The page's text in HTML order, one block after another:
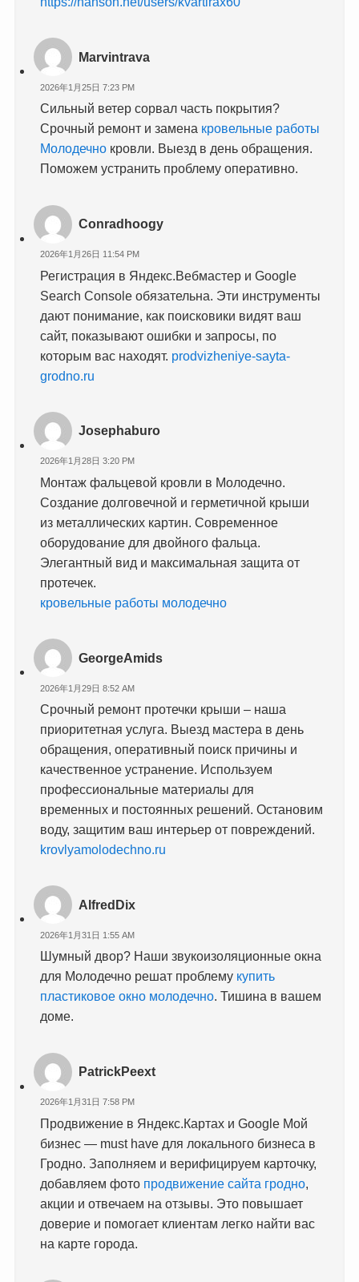
Marvintrava
2026年1月25日 7:23 PM
Сильный ветер сорвал часть покрытия?
Срочный ремонт и замена кровельные работы
Молодечно кровли. Выезд в день обращения.
Поможем устранить проблему оперативно.
Conradhoogy
2026年1月26日 11:54 PM
Регистрация в Яндекс.Вебмастер и Google
Search Console обязательна. Эти инструменты
дают понимание, как поисковики видят ваш
сайт, показывают ошибки и запросы, по
которым вас находят. prodvizheniye-sayta-
grodno.ru
Josephaburo
2026年1月28日 3:20 PM
Монтаж фальцевой кровли в Молодечно.
Создание долговечной и герметичной крыши
из металлических картин. Современное
оборудование для двойного фальца.
Элегантный вид и максимальная защита от
протечек.
кровельные работы молодечно
GeorgeAmids
2026年1月29日 8:52 AM
Срочный ремонт протечки крыши – наша
приоритетная услуга. Выезд мастера в день
обращения, оперативный поиск причины и
качественное устранение. Используем
профессиональные материалы для
временных и постоянных решений. Остановим
воду, защитим ваш интерьер от повреждений.
krovlyamolodechno.ru
AlfredDix
2026年1月31日 1:55 AM
Шумный двор? Наши звукоизоляционные окна
для Молодечно решат проблему купить
пластиковое окно молодечно. Тишина в вашем
доме.
PatrickPeext
2026年1月31日 7:58 PM
Продвижение в Яндекс.Картах и Google Мой
бизнес — must have для локального бизнеса в
Гродно. Заполняем и верифицируем карточку,
добавляем фото продвижение сайта гродно,
акции и отвечаем на отзывы. Это повышает
доверие и помогает клиентам легко найти вас
на карте города.